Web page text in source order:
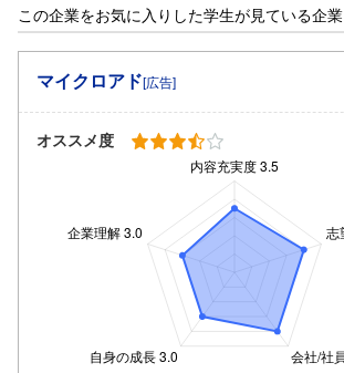
この企業をお気に入りした学生が見ている企業
マイクロアド[広告]
オススメ度